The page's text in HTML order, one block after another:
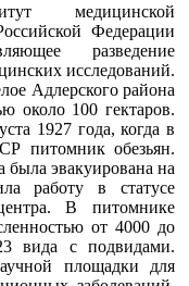
медицинской
Федерации
разведение
исследований.
Адлерского района
около 100 гектаров.
1927 года, когда в
питомник обезьян.
была эвакуирована на
работу в статусе
центра. В питомнике
от 4000 до
вида с подвидами.
площадки для